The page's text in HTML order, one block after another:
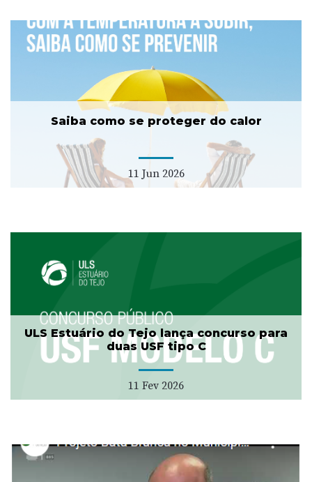
Saiba como se proteger do calor
11 Jun 2026
ULS Estuário do Tejo lança concurso para
duas USF tipo C
11 Fev 2026